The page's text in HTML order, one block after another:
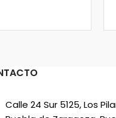
Calle 24 Sur 5125, Los